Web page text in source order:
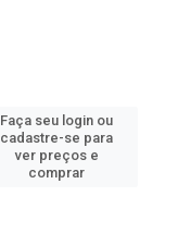
Faça seu login ou
cadastre-se para
ver preços e
comprar